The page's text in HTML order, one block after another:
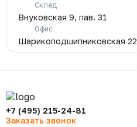
Склад
Внуковская 9, пав. 31
Офис
Шарикоподшипниковская 22
+7 (495) 215-24-81
Заказать звонок